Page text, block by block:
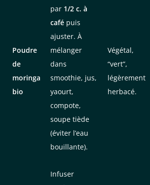
Poudre
de
moringa
bio
par 1/2 c. à
café puis
ajuster. À
mélanger
dans
smoothie, jus,
yaourt,
compote,
soupe tiède
(éviter l’eau
bouillante).
Végétal,
“vert”,
légèrement
herbacé.
Infuser
promotionnelles.
Consultez notre politique de
confidentialité.
règles de
confidentialité
conditions d'utilisation